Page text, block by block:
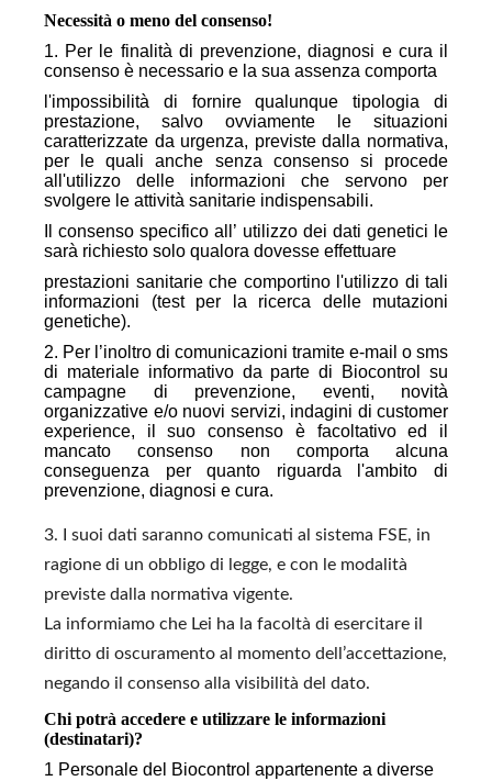
Necessità o meno del consenso!
1. Per le finalità di prevenzione, diagnosi e cura il
consenso è necessario e la sua assenza comporta
l'impossibilità di fornire qualunque tipologia di
prestazione, salvo ovviamente le situazioni
caratterizzate da urgenza, previste dalla normativa,
per le quali anche senza consenso si procede
all'utilizzo delle informazioni che servono per
svolgere le attività sanitarie indispensabili.
Il consenso specifico all’ utilizzo dei dati genetici le
sarà richiesto solo qualora dovesse effettuare
prestazioni sanitarie che comportino l'utilizzo di tali
informazioni (test per la ricerca delle mutazioni
genetiche).
2. Per l’inoltro di comunicazioni tramite e-mail o sms
di materiale informativo da parte di Biocontrol su
campagne di prevenzione, eventi, novità
organizzative e/o nuovi servizi, indagini di customer
experience, il suo consenso è facoltativo ed il
mancato consenso non comporta alcuna
conseguenza per quanto riguarda l'ambito di
prevenzione, diagnosi e cura.
3. I suoi dati saranno comunicati al sistema FSE, in
ragione di un obbligo di legge, e con le modalità
previste dalla normativa vigente.
La informiamo che Lei ha la facoltà di esercitare il
diritto di oscuramento al momento dell’accettazione,
negando il consenso alla visibilità del dato.
Chi potrà accedere e utilizzare le informazioni
(destinatari)?
1 Personale del Biocontrol appartenente a diverse